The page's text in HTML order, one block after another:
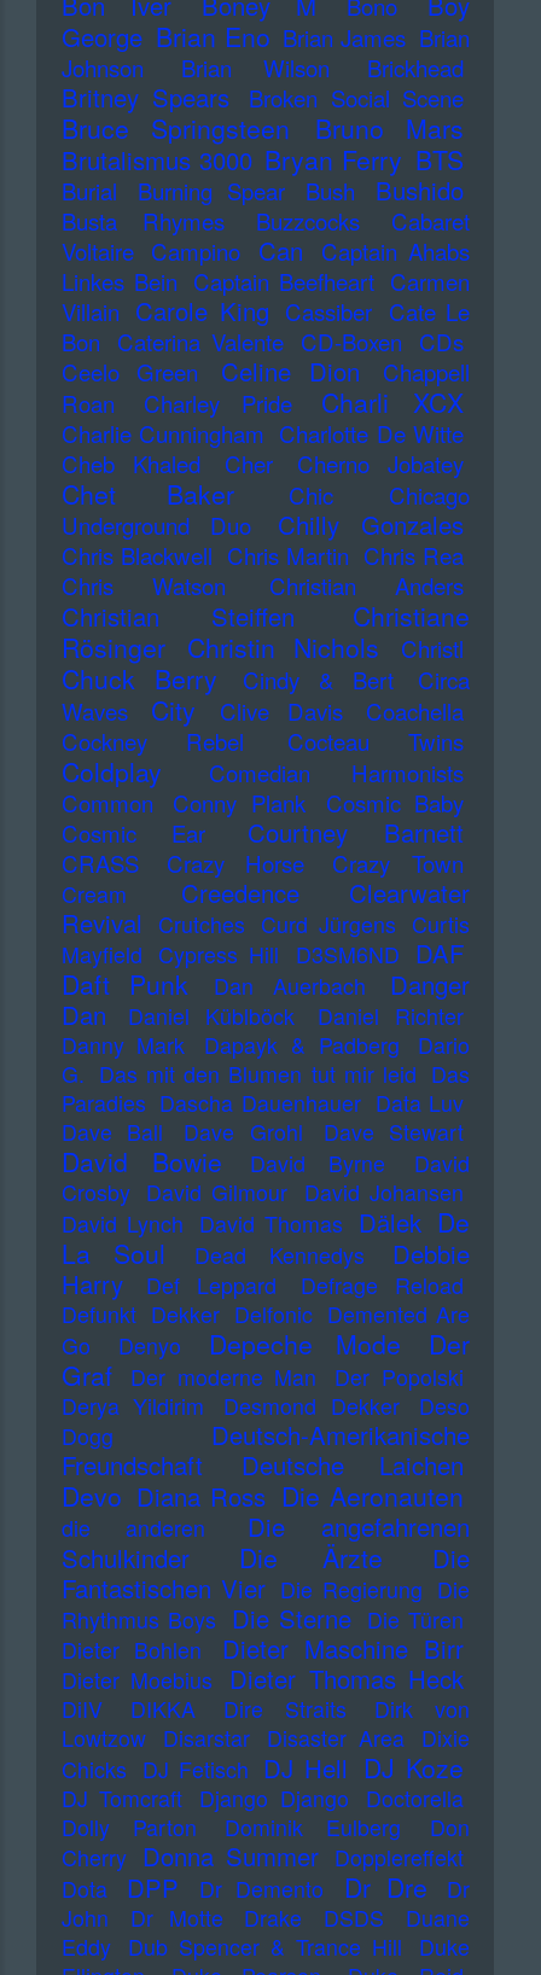
Bono
George Brian Eno Brian James Brian
Johnson
Brian Wilson Brickhead
Britney Spears Broken Social Scene
Bruce Springsteen Bruno Mars
Brutalismus 3000 Bryan Ferry BTS
Burial Burning Spear Bush Bushido
Busta Rhymes Buzzcocks
Cabaret
Voltaire Campino Can
Captain Ahabs
Linkes Bein Captain Beefheart Carmen
Villain Carole King Cassiber Cate Le
Bon
Caterina Valente CD-Boxen
CDs
Ceelo Green
Celine Dion
Chappell
Roan
Charley Pride Charli XCX
Charlie Cunningham Charlotte De Witte
Cheb Khaled
Cher Cherno Jobatey
Chet Baker Chic
Chicago
Underground Duo
Chilly Gonzales
Chris Blackwell Chris Martin Chris Rea
Chris Watson
Christian Anders
Christian Steiffen
Christiane
Rösinger
Christin Nichols Christl
Chuck Berry Cindy & Bert
Circa
Waves
City Clive Davis
Coachella
Cockney Rebel
Cocteau Twins
Coldplay
Comedian Harmonists
Common
Conny Plank
Cosmic Baby
Cosmic Ear
Courtney Barnett
CRASS Crazy Horse Crazy Town
Cream
Creedence Clearwater
Revival
Crutches Curd Jürgens Curtis
Mayfield Cypress Hill D3SM6ND DAF
Daft Punk Dan Auerbach
Danger
Dan
Daniel Küblböck
Daniel Richter
Danny Mark
Dapayk & Padberg
Dario
G. Das mit den Blumen tut mir leid Das
Paradies Dascha Dauenhauer Data Luv
Dave Ball
Dave Grohl Dave Stewart
David Bowie David Byrne
David
Crosby David Gilmour David Johansen
David Lynch David Thomas Dälek De
La Soul
Dead Kennedys
Debbie
Harry
Def Leppard
Defrage Reload
Defunkt Dekker Delfonic Demented Are
Go
Denyo Depeche Mode
Der
Graf
Der moderne Man
Der Popolski
Derya Yildirim
Desmond Dekker
Deso
Dogg
Deutsch-Amerikanische
Freundschaft
Deutsche Laichen
Devo Diana Ross Die Aeronauten
die anderen
Die angefahrenen
Schulkinder
Die Ärzte
Die
Fantastischen Vier Die Regierung Die
Rhythmus Boys Die Sterne Die Türen
Dieter Bohlen
Dieter Maschine Birr
Dieter Moebius Dieter Thomas Heck
DiIV DIKKA Dire Straits
Dirk von
Lowtzow
Disarstar Disaster Area
Dixie
Chicks DJ Fetisch DJ Hell DJ Koze
DJ Tomcraft Django Django
Doctorella
Dolly Parton
Dominik Eulberg
Don
Cherry Donna Summer Dopplereffekt
Dota
DPP Dr Demento Dr Dre
Dr
John
Dr Motte Drake DSDS
Duane
Eddy
Dub Spencer & Trance Hill
Duke